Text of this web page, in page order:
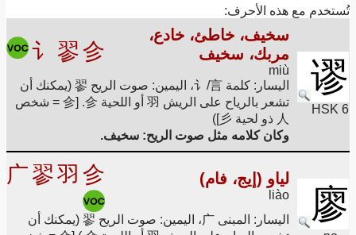
تُستخدم مع هذه الأحرف:
谬
HSK 6
سخيف، خاطئ، خادع،
مربك، سخيف
miù
讠 翏㐱
اليسار: كلمة 讠/言، اليمين: صوت الريح 翏 (يمكنك أن
تشعر بالرياح على الريش 羽 أو اللحية 㐱. [㐱 = شخص
人 ذو لحية 彡])
وكان كلامه مثل صوت الريح: سخيف.
廖
لياو (إيج، فام)
liào
广翏羽 㐱
اليسار: المبنى 广، اليمين: صوت الريح 翏 (يمكنك أن